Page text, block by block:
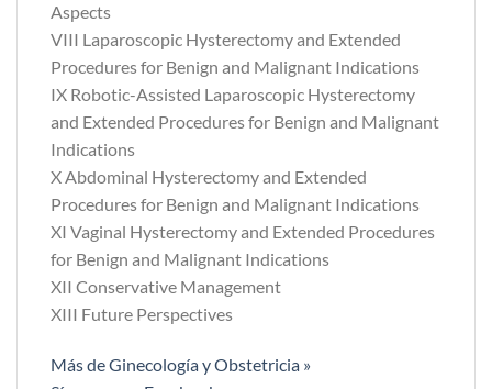
Aspects
VIII Laparoscopic Hysterectomy and Extended
Procedures for Benign and Malignant Indications
IX Robotic-Assisted Laparoscopic Hysterectomy
and Extended Procedures for Benign and Malignant
Indications
X Abdominal Hysterectomy and Extended
Procedures for Benign and Malignant Indications
XI Vaginal Hysterectomy and Extended Procedures
for Benign and Malignant Indications
XII Conservative Management
XIII Future Perspectives
Más de Ginecología y Obstetricia »